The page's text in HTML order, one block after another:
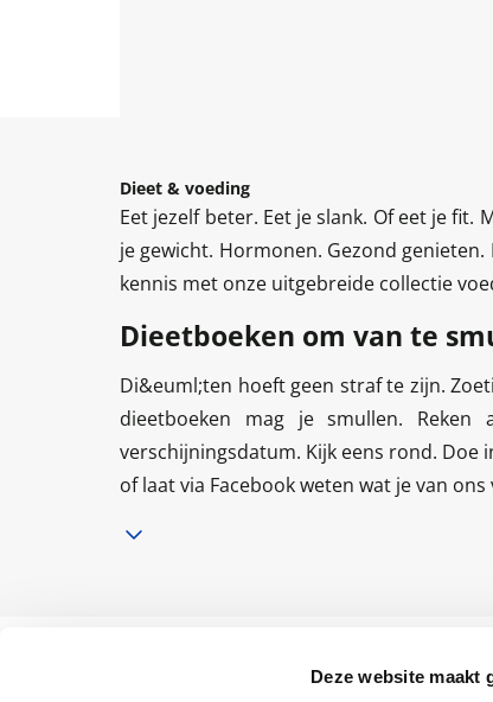
Deze website maakt
Dieet & voeding
Eet jezelf beter. Eet je slank. Of eet je
je gewicht. Hormonen. Gezond
kennis met onze uitgebreide collectie
Dieetboeken om van te
Di&euml;ten hoeft geen straf te zijn.
dieetboeken mag je smullen.
verschijningsdatum. Kijk eens rond. Doe
of laat via Facebook weten wat je van